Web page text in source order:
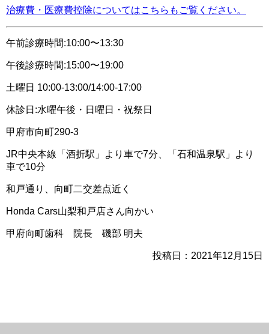
治療費・医療費控除についてはこちらもご覧ください。
午前診療時間:10:00〜13:30
午後診療時間:15:00〜19:00
土曜日 10:00-13:00/14:00-17:00
休診日:水曜午後・日曜日・祝祭日
甲府市向町290-3
JR中央本線「酒折駅」より車で7分、「石和温泉駅」より
車で10分
和戸通り、向町二交差点近く
Honda Cars山梨和戸店さん向かい
甲府向町歯科 院長 磯部 明夫
投稿日：2021年12月15日